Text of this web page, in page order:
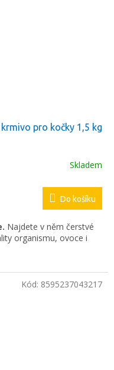
pro kočky 1,5 kg
Skladem
Do košíku
Najdete v něm čerstvé
organismu, ovoce i
Kód: 8595237043217